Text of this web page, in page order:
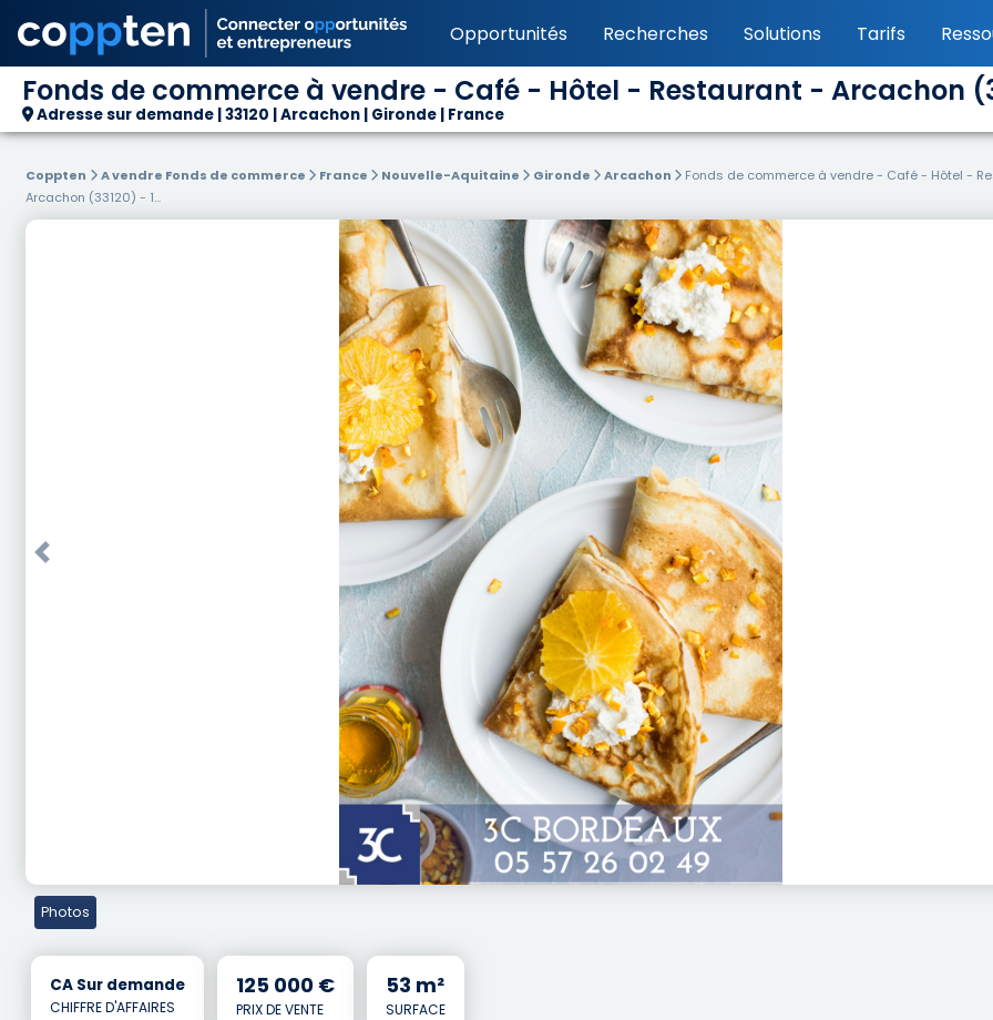
Opportunités Recherches Solutions Tarifs
Fonds de commerce à vendre - Café - Hôtel - Restaurant - Arcachon
Adresse sur demande | 33120 | Arcachon | Gironde | France
Coppten A vendre Fonds de commerce France Nouvelle-Aquitaine Gironde Arcachon
Fonds de commerce à vendre - Café - Hôtel -
Arcachon (33120) - 1...
Previous
Photos
CA Sur demande
CHIFFRE D'AFFAIRES
125 000 €
PRIX DE VENTE
53 m²
SURFACE